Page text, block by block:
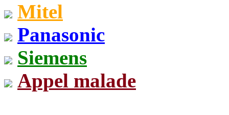
Mitel
Panasonic
Siemens
Appel malade